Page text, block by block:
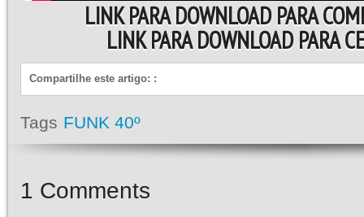
LINK PARA DOWNLOAD PARA
LINK PARA DOWNLOAD PARA
Compartilhe este artigo: :
Tags FUNK 40º
1 Comments